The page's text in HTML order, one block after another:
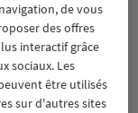
Climat
de vous
des offres
interactif grâce
sociaux. Les
être utilisés
sur d'autres sites